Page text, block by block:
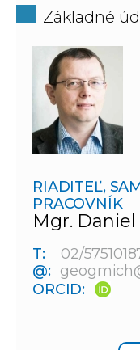
Základné
RIADITEĽ,
PRACOVNÍK
Mgr.
T:
02/
@:
ORCID: